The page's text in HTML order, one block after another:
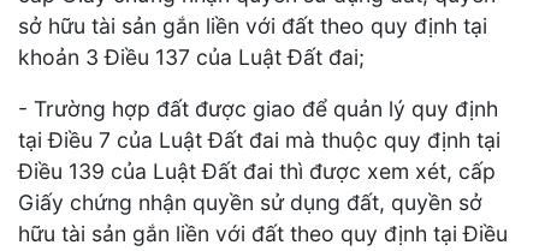
sở hữu tài sản gắn liền với đất theo quy định tại
khoản 3 Điều 137 của Luật Đất đai;
- Trường hợp đất được giao để quản lý quy định
tại Điều 7 của Luật Đất đai mà thuộc quy định tại
Điều 139 của Luật Đất đai thì được xem xét, cấp
Giấy chứng nhận quyền sử dụng đất, quyền sở
hữu tài sản gắn liền với đất theo quy định tại Điều